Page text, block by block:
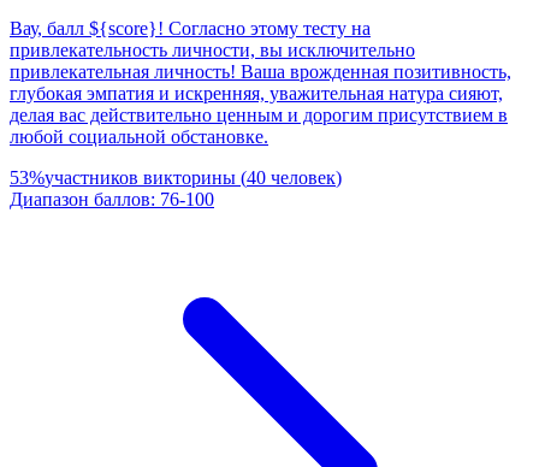
Вау, балл ${score}! Согласно этому тесту на
привлекательность личности, вы исключительно
привлекательная личность! Ваша врожденная позитивность,
глубокая эмпатия и искренняя, уважительная натура сияют,
делая вас действительно ценным и дорогим присутствием в
любой социальной обстановке.
53%участников викторины (40 человек)
Диапазон баллов: 76-100